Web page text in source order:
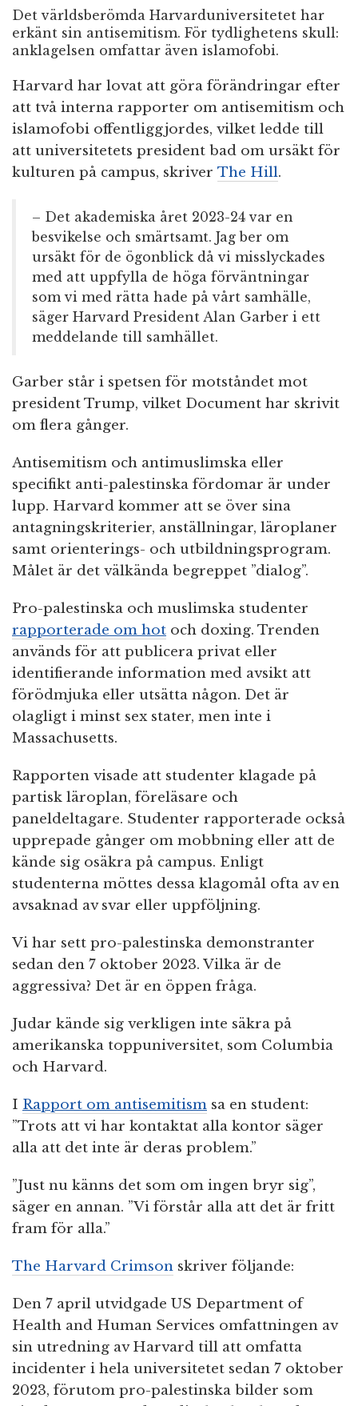
Det världsberömda Harvarduniversitetet har
erkänt sin antisemitism. För tydlighetens skull:
anklagelsen omfattar även islamofobi.
Harvard har lovat att göra förändringar efter
att två interna rapporter om antisemitism och
islamofobi offentliggjordes, vilket ledde till
att universitetets president bad om ursäkt för
kulturen på campus, skriver The Hill.
– Det akademiska året 2023-24 var en
besvikelse och smärtsamt. Jag ber om
ursäkt för de ögonblick då vi misslyckades
med att uppfylla de höga förväntningar
som vi med rätta hade på vårt samhälle,
säger Harvard President Alan Garber i ett
meddelande till samhället.
Garber står i spetsen för motståndet mot
president Trump, vilket Document har skrivit
om flera gånger.
Antisemitism och antimuslimska eller
specifikt anti-palestinska fördomar är under
lupp. Harvard kommer att se över sina
antagningskriterier, anställningar, läroplaner
samt orienterings- och utbildningsprogram.
Målet är det välkända begreppet ”dialog”.
Pro-palestinska och muslimska studenter
rapporterade om hot och doxing. Trenden
används för att publicera privat eller
identifierande information med avsikt att
förödmjuka eller utsätta någon. Det är
olagligt i minst sex stater, men inte i
Massachusetts.
Rapporten visade att studenter klagade på
partisk läroplan, föreläsare och
paneldeltagare. Studenter rapporterade också
upprepade gånger om mobbning eller att de
kände sig osäkra på campus. Enligt
studenterna möttes dessa klagomål ofta av en
avsaknad av svar eller uppföljning.
Vi har sett pro-palestinska demonstranter
sedan den 7 oktober 2023. Vilka är de
aggressiva? Det är en öppen fråga.
Judar kände sig verkligen inte säkra på
amerikanska toppuniversitet, som Columbia
och Harvard.
I Rapport om antisemitism sa en student:
”Trots att vi har kontaktat alla kontor säger
alla att det inte är deras problem.”
”Just nu känns det som om ingen bryr sig”,
säger en annan. ”Vi förstår alla att det är fritt
fram för alla.”
The Harvard Crimson skriver följande:
Den 7 april utvidgade US Department of
Health and Human Services omfattningen av
sin utredning av Harvard till att omfatta
incidenter i hela universitetet sedan 7 oktober
2023, förutom pro-palestinska bilder som